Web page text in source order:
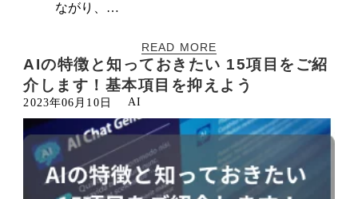
ながり、…
READ MORE
AIの特徴と知っておきたい 15項目をご紹
介します！基本項目を抑えよう
2023年06月10日 AI